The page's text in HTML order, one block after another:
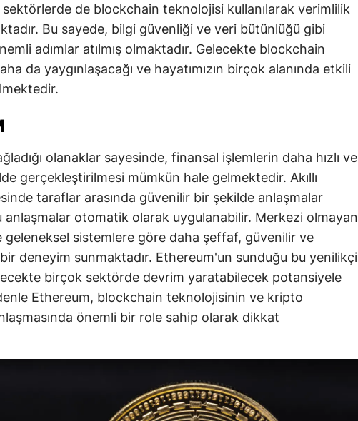
de blockchain teknolojisi kullanılarak verimlilik
Bu sayede, bilgi güvenliği ve veri bütünlüğü gibi
adımlar atılmış olmaktadır. Gelecekte blockchain
da yaygınlaşacağı ve hayatımızın birçok alanında etkili
olanaklar sayesinde, finansal işlemlerin daha hızlı ve
gerçekleştirilmesi mümkün hale gelmektedir. Akıllı
taraflar arasında güvenilir bir şekilde anlaşmalar
anlaşmalar otomatik olarak uygulanabilir. Merkezi olmayan
geleneksel sistemlere göre daha şeffaf, güvenilir ve
bir deneyim sunmaktadır. Ethereum'un sunduğu bu yenilikçi
birçok sektörde devrim yaratabilecek potansiyele
Ethereum, blockchain teknolojisinin ve kripto
önemli bir role sahip olarak dikkat